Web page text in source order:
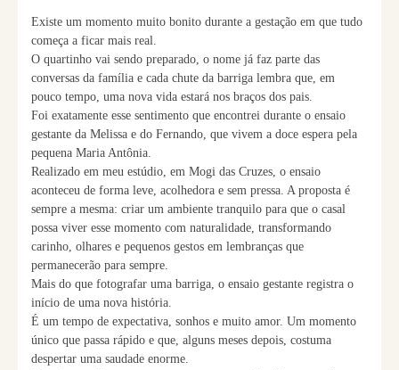
Existe um momento muito bonito durante a gestação em que tudo
começa a ficar mais real.
O quartinho vai sendo preparado, o nome já faz parte das
conversas da família e cada chute da barriga lembra que, em
pouco tempo, uma nova vida estará nos braços dos pais.
Foi exatamente esse sentimento que encontrei durante o ensaio
gestante da Melissa e do Fernando, que vivem a doce espera pela
pequena Maria Antônia.
Realizado em meu estúdio, em Mogi das Cruzes, o ensaio
aconteceu de forma leve, acolhedora e sem pressa. A proposta é
sempre a mesma: criar um ambiente tranquilo para que o casal
possa viver esse momento com naturalidade, transformando
carinho, olhares e pequenos gestos em lembranças que
permanecerão para sempre.
Mais do que fotografar uma barriga, o ensaio gestante registra o
início de uma nova história.
É um tempo de expectativa, sonhos e muito amor. Um momento
único que passa rápido e que, alguns meses depois, costuma
despertar uma saudade enorme.